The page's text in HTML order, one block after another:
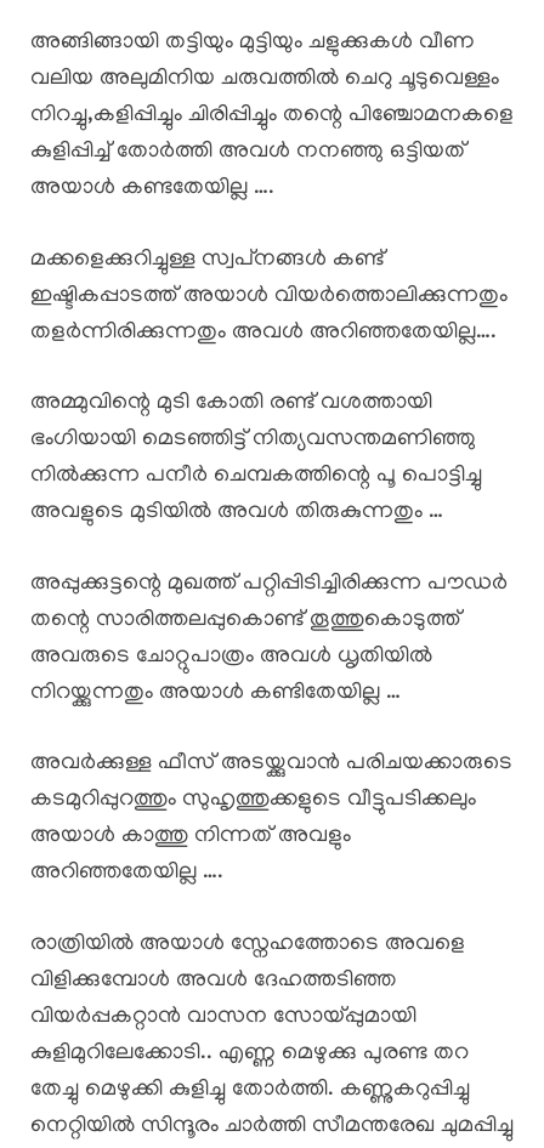
അങ്ങിങ്ങായി തട്ടിയും മുട്ടിയും ചളുക്കുകൾ വീണ
വലിയ അലുമിനിയ ചരുവത്തിൽ ചെറു ചൂടുവെള്ളം
നിറച്ചു,കളിപ്പിച്ചും ചിരിപ്പിച്ചും തന്റെ പിഞ്ചോമനകളെ
കുളിപ്പിച്ച് തോർത്തി അവൾ നനഞ്ഞു ഒട്ടിയത്
അയാൾ കണ്ടതേയില്ല ….
മക്കളെക്കുറിച്ചുള്ള സ്വപ്‌നങ്ങൾ കണ്ട്
ഇഷ്ടികപ്പാടത്ത് അയാൾ വിയർത്തൊലിക്കുന്നതും
തളർന്നിരിക്കുന്നതും അവൾ അറിഞ്ഞതേയില്ല….
അമ്മുവിന്റെ മുടി കോതി രണ്ട്‌ വശത്തായി
ഭംഗിയായി മെടഞ്ഞിട്ട് നിത്യവസന്തമണിഞ്ഞു
നിൽക്കുന്ന പനീർ ചെമ്പകത്തിന്റെ പൂ പൊട്ടിച്ചു
അവളുടെ മുടിയിൽ അവൾ തിരുകുന്നതും …
അപ്പുക്കുട്ടന്റെ മുഖത്ത് പറ്റിപ്പിടിച്ചിരിക്കുന്ന പൗഡർ
തന്റെ സാരിത്തലപ്പുകൊണ്ട് തൂത്തുകൊടുത്ത്
അവരുടെ ചോറ്റുപാത്രം അവൾ ധൃതിയിൽ
നിറയ്ക്കുന്നതും അയാൾ കണ്ടിതേയില്ല …
അവർക്കുള്ള ഫീസ് അടയ്ക്കുവാൻ പരിചയക്കാരുടെ
കടമുറിപ്പുറത്തും സുഹൃത്തുക്കളുടെ വീട്ടുപടിക്കലും
അയാൾ കാത്തു നിന്നത് അവളും
അറിഞ്ഞതേയില്ല ….
രാത്രിയിൽ അയാൾ സ്നേഹത്തോടെ അവളെ
വിളിക്കുമ്പോൾ അവൾ ദേഹത്തടിഞ്ഞ
വിയർപ്പകറ്റാൻ വാസന സോയ്പ്പുമായി
കുളിമുറിലേക്കോടി.. എണ്ണ മെഴുക്കു പുരണ്ട തറ
തേച്ചു മെഴുക്കി കുളിച്ചു തോർത്തി. കണ്ണുകറുപ്പിച്ചു
നെറ്റിയിൽ സിന്ദൂരം ചാർത്തി സീമന്തരേഖ ചുമപ്പിച്ചു